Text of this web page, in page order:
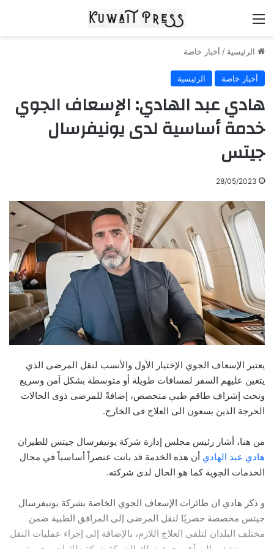
الرئيسية / أخبار خاصة
أخبار خاصة الرئيسية
هادي عبد الهادي: الإسعاف الجوي
خدمة أساسية لدى يونيفرسال
جيتس
28/05/2023
يعتبر الإسعاف الجوي الإختيار الأول والأنسب لنقل المرضى الذي
يتعين عليهم السفر لمسافات طويلة أو متوسطة بشكل آمن وسريع
وتحت إشراف طاقم طبي متخصص، إضافةً للمرضى ذوى الحالات
الحرجة الذين يسعون الى العلاج فى الخارج.
من هنا، أشار رئيس مجلس إدارة شركة يونيفرسال جيتس للطيران
هادي عبد الهادي أن هذه الخدمة قد باتت عنصراً أساسياً في مجال
الخدمات الجوية كما هو الحال لدى شركته.
و ذكر هادي ان طائرات الإسعاف الجوي الخاصة بشركة يونيفرسال
جيتس مخصصة حصريًا لنقل المرضى إلى المرافق الطبية ضمن
مختلف البلدان لتلقي العلاج اللازم، بالإضافة إلى إجراء عمليات النقل